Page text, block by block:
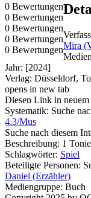
0 Bewertungen
0 Bewertungen
0 Bewertungen
0 Bewertungen
0 BewertungenMira
Jahr: [2024]
Verlag: Düsseldorf,
opens in new tab
Diesen Link in
Systematik: Suche
4.3/Mus
Suche nach diesem
Beschreibung: 1
Schlagwörter: Spiel
Beteiligte Personen:
Daniel (Erzähler)
Mediengruppe: Buch